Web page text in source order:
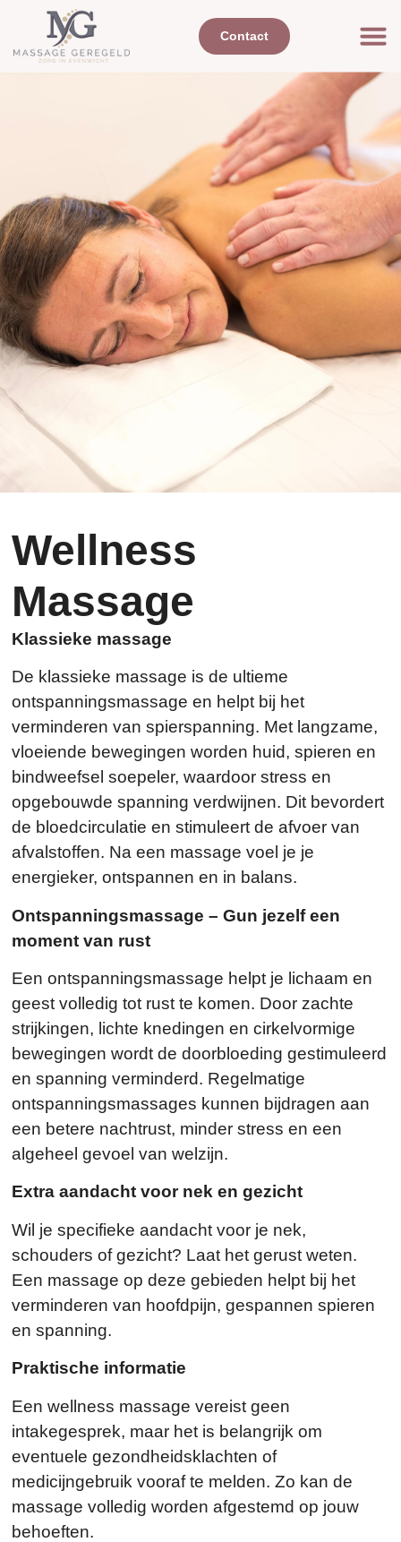
Contact
Wellness
Massage
Klassieke massage
De klassieke massage is de ultieme
ontspanningsmassage en helpt bij het
verminderen van spierspanning. Met langzame,
vloeiende bewegingen worden huid, spieren en
bindweefsel soepeler, waardoor stress en
opgebouwde spanning verdwijnen. Dit bevordert
de bloedcirculatie en stimuleert de afvoer van
afvalstoffen. Na een massage voel je je
energieker, ontspannen en in balans.
Ontspanningsmassage – Gun jezelf een
moment van rust
Een ontspanningsmassage helpt je lichaam en
geest volledig tot rust te komen. Door zachte
strijkingen, lichte knedingen en cirkelvormige
bewegingen wordt de doorbloeding gestimuleerd
en spanning verminderd. Regelmatige
ontspanningsmassages kunnen bijdragen aan
een betere nachtrust, minder stress en een
algeheel gevoel van welzijn.
Extra aandacht voor nek en gezicht
Wil je specifieke aandacht voor je nek,
schouders of gezicht? Laat het gerust weten.
Een massage op deze gebieden helpt bij het
verminderen van hoofdpijn, gespannen spieren
en spanning.
Praktische informatie
Een wellness massage vereist geen
intakegesprek, maar het is belangrijk om
eventuele gezondheidsklachten of
medicijngebruik vooraf te melden. Zo kan de
massage volledig worden afgestemd op jouw
behoeften.